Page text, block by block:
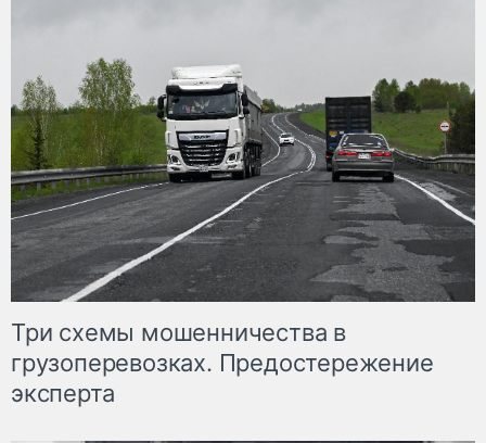
Три схемы мошенничества в
грузоперевозках. Предостережение
эксперта